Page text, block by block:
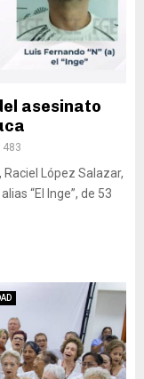
asesinato
483
López Salazar,
“El Inge”, de 53